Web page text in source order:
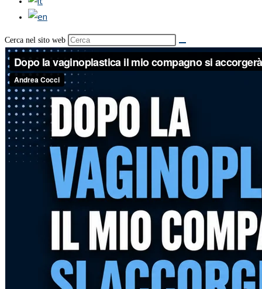
Cerca nel sito web